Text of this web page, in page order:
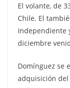
El volante, de
Chile. El
Independiente
diciembre
Domínguez se
adquisición del